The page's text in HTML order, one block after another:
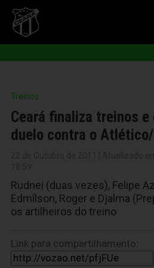
Treinos
Ceará finaliza treinos
duelo contra o Atlético/
Rudnei (duas vezes), Felipe
Edmílson, Roger e Djalma
os artilheiros do treino
Link para compartilhamento: